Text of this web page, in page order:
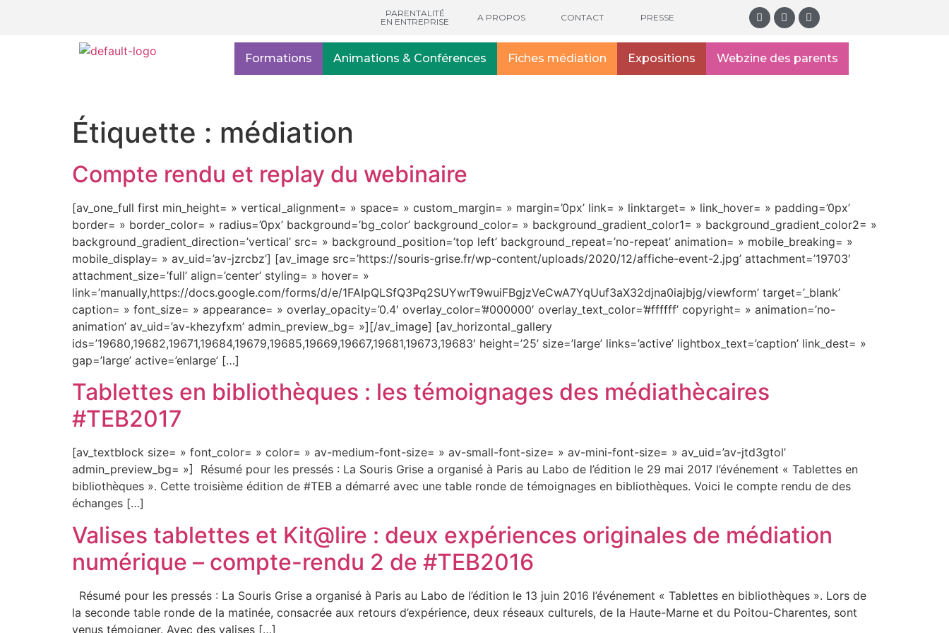
PARENTALITÉ
EN ENTREPRISE
A PROPOS CONTACT PRESSE
Formations Animations & Conférences Fiches médiation Expositions Webzine des parents
Étiquette : médiation
Compte rendu et replay du webinaire
[av_one_full first min_height= » vertical_alignment= » space= » custom_margin= » margin=’0px’ link= » linktarget= » link_hover= » padding=’0px’
border= » border_color= » radius=’0px’ background=’bg_color’ background_color= » background_gradient_color1= » background_gradient_color2= »
background_gradient_direction=’vertical’ src= » background_position=’top left’ background_repeat=’no-repeat’ animation= » mobile_breaking= »
mobile_display= » av_uid=’av-jzrcbz’] [av_image src=’https://souris-grise.fr/wp-content/uploads/2020/12/affiche-event-2.jpg’ attachment=’19703′
attachment_size=’full’ align=’center’ styling= » hover= »
link=’manually,https://docs.google.com/forms/d/e/1FAIpQLSfQ3Pq2SUYwrT9wuiFBgjzVeCwA7YqUuf3aX32djna0iajbjg/viewform’ target=’_blank’
caption= » font_size= » appearance= » overlay_opacity=’0.4′ overlay_color=’#000000′ overlay_text_color=’#ffffff’ copyright= » animation=’no-
animation’ av_uid=’av-khezyfxm’ admin_preview_bg= »][/av_image] [av_horizontal_gallery
ids=’19680,19682,19671,19684,19679,19685,19669,19667,19681,19673,19683′ height=’25’ size=’large’ links=’active’ lightbox_text=’caption’ link_dest= »
gap=’large’ active=’enlarge’ […]
Tablettes en bibliothèques : les témoignages des médiathècaires
#TEB2017
[av_textblock size= » font_color= » color= » av-medium-font-size= » av-small-font-size= » av-mini-font-size= » av_uid=’av-jtd3gtol’
admin_preview_bg= »] Résumé pour les pressés : La Souris Grise a organisé à Paris au Labo de l’édition le 29 mai 2017 l’événement « Tablettes en
bibliothèques ». Cette troisième édition de #TEB a démarré avec une table ronde de témoignages en bibliothèques. Voici le compte rendu de des
échanges […]
Valises tablettes et Kit@lire : deux expériences originales de médiation
numérique – compte-rendu 2 de #TEB2016
Résumé pour les pressés : La Souris Grise a organisé à Paris au Labo de l’édition le 13 juin 2016 l’événement « Tablettes en bibliothèques ». Lors de
la seconde table ronde de la matinée, consacrée aux retours d’expérience, deux réseaux culturels, de la Haute-Marne et du Poitou-Charentes, sont
venus témoigner. Avec des valises […]